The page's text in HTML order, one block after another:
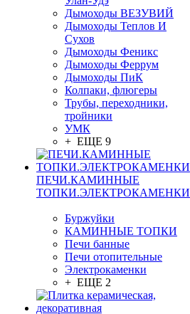
Дымоходы ВЕЗУВИЙ
Дымоходы Теплов И
Сухов
Дымоходы Феникс
Дымоходы Феррум
Дымоходы ПиК
Колпаки, флюгеры
Трубы, переходники,
тройники
УМК
+ ЕЩЕ 9
ПЕЧИ.КАМИННЫЕ
ТОПКИ.ЭЛЕКТРОКАМЕНКИ
Буржуйки
КАМИННЫЕ ТОПКИ
Печи банные
Печи отопительные
Электрокаменки
+ ЕЩЕ 2